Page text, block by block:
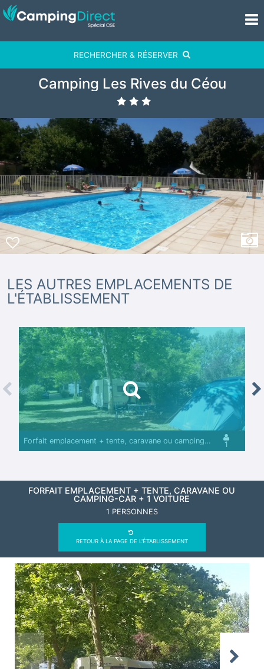
RECHERCHER & RÉSERVER
Camping Les Rives du Céou
LES AUTRES EMPLACEMENTS DE
L'ÉTABLISSEMENT
Forfait emplacement + tente, caravane ou camping-car + 1 voiture 1
FORFAIT EMPLACEMENT + TENTE, CARAVANE OU
CAMPING-CAR + 1 VOITURE
1 PERSONNES
RETOUR À LA PAGE DE L'ÉTABLISSEMENT
Previous Next